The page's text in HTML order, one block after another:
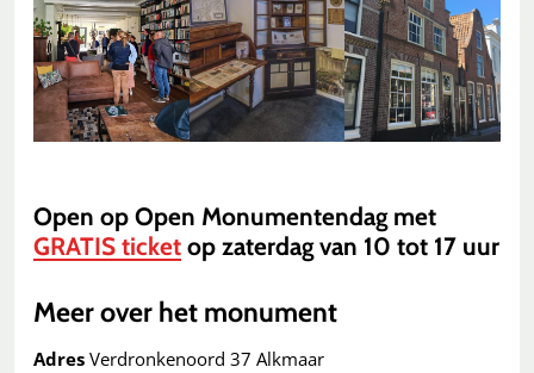
Open op Open Monumentendag met
GRATIS ticket op zaterdag van 10 tot 17 uur
Meer over het monument
Adres Verdronkenoord 37 Alkmaar